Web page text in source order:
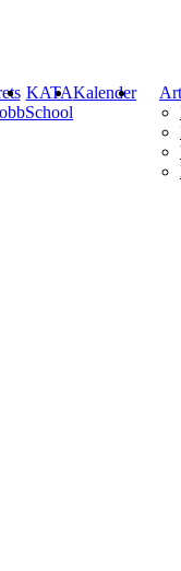
KATA
School
Kalender